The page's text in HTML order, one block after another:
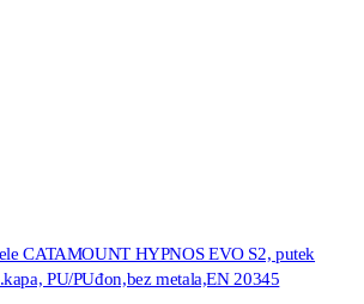
CATAMOUNT HYPNOS EVO S2, putek
PU/PUđon,bez metala,EN 20345